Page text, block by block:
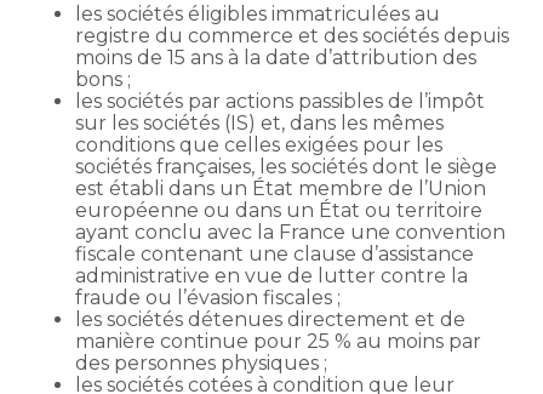
les sociétés éligibles immatriculées au
registre du commerce et des sociétés depuis
moins de 15 ans à la date d’attribution des
bons ;
les sociétés par actions passibles de l’impôt
sur les sociétés (IS) et, dans les mêmes
conditions que celles exigées pour les
sociétés françaises, les sociétés dont le siège
est établi dans un État membre de l’Union
européenne ou dans un État ou territoire
ayant conclu avec la France une convention
fiscale contenant une clause d’assistance
administrative en vue de lutter contre la
fraude ou l’évasion fiscales ;
les sociétés détenues directement et de
manière continue pour 25 % au moins par
des personnes physiques ;
les sociétés cotées à condition que leur